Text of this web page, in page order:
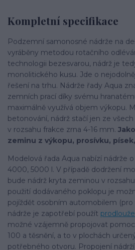
Kompletní specifikace
Podzemní samonosné nádrže na
vyráběny metodou rotačního
technologii bezesvarou, nádrž je
monolitického kusu. Jde o
řešení na trhu. Nádrže řady Aqua
zemních prací díky svému
maximálně využívá objem výkopu.
betonování, nádrž stačí jen ze
v rozsahu frakce zrna 4-16 mm.
zeminu z výkopu, prosívku,
Modelová řada Aqua nabízí nádrže
4000, 5000 l. V případě dodržení
bude nádrž kryta zeminou v
použití dodávaného poklopu je
pojíždět osobním automobilem
nádrže je zapotřebí použít
možné vzájemně propojovat
100 a těsnění, a to v plochách
potřebného otvoru. Propojení